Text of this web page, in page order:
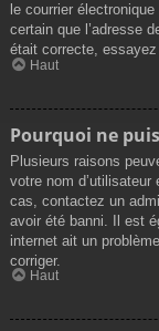
le courrier
certain que l’adresse
était correcte,
Haut
Pourquoi ne
Plusieurs raisons
votre nom
cas, contactez un
avoir été banni. Il est
internet ait un
corriger.
Haut